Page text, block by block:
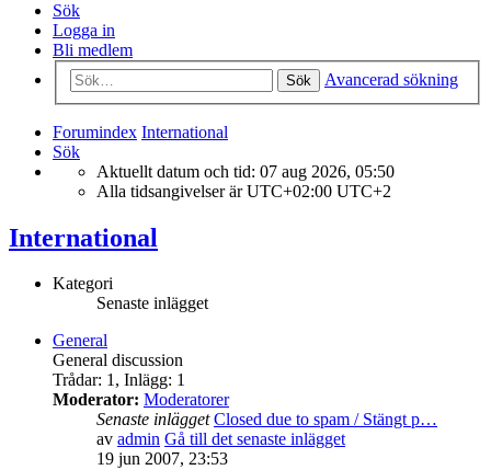
Sök
Logga in
Bli medlem
Sök Avancerad sökning
Forumindex International
Sök
Aktuellt datum och tid: 07 aug 2026, 05:50
Alla tidsangivelser är UTC+02:00 UTC+2
International
Kategori
Senaste inlägget
General
General discussion
Trådar: 1, Inlägg: 1
Moderator: Moderatorer
Senaste inlägget Closed due to spam / Stängt p…
av admin Gå till det senaste inlägget
19 jun 2007, 23:53